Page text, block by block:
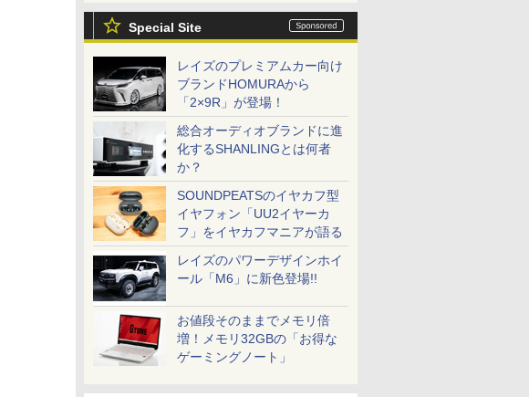
Special Site
レイズのプレミアムカー向け
ブランドHOMURAから
「2×9R」が登場！
総合オーディオブランドに進
化するSHANLINGとは何者
か？
SOUNDPEATSのイヤカフ型
イヤフォン「UU2イヤーカ
フ」をイヤカフマニアが語る
レイズのパワーデザインホイ
ール「M6」に新色登場!!
お値段そのままでメモリ倍
増！メモリ32GBの「お得な
ゲーミングノート」